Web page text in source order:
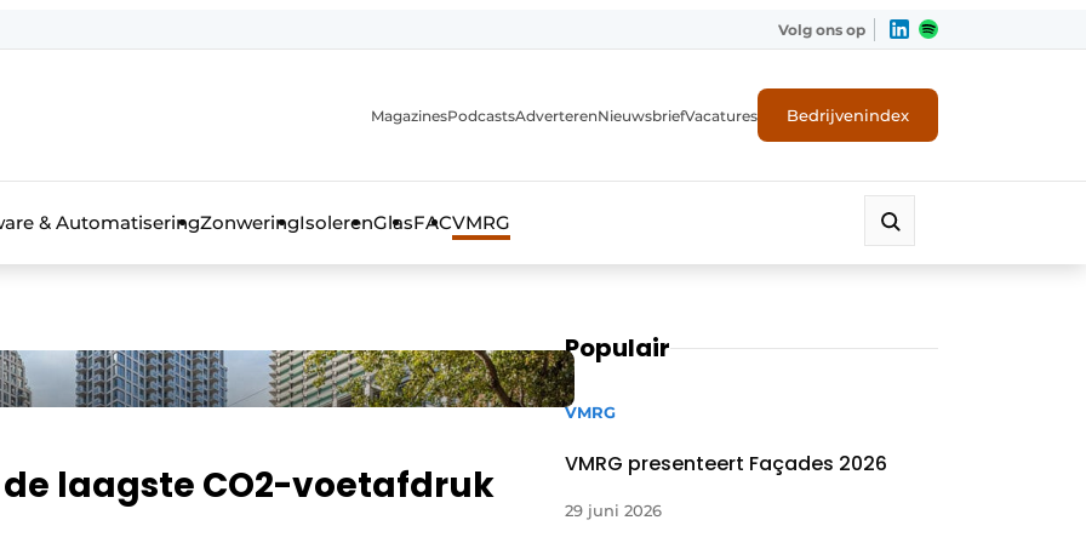
glas & daken
Volg ons op
MagazinesPodcastsAdverterenNieuwsbriefVacatures Bedrijvenindex
& AutomatiseringZonweringIsolerenGlasFACVMRG
laagste CO2-voetafdruk
Populair
VMRG
VMRG presenteert Façades 2026
29 juni 2026